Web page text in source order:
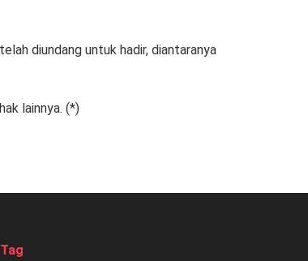
diundang untuk hadir, diantaranya
lainnya. (*)